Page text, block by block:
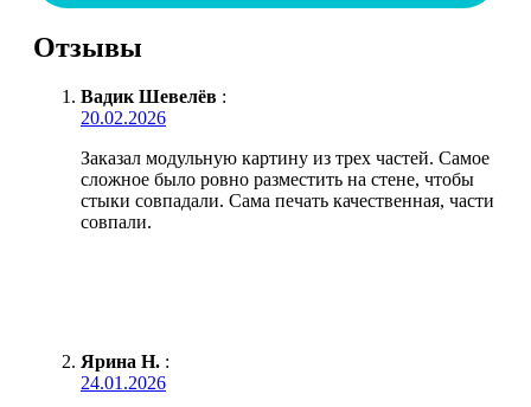
Отзывы
Вадик Шевелёв :
20.02.2026
Заказал модульную картину из трех частей. Самое
сложное было ровно разместить на стене, чтобы
стыки совпадали. Сама печать качественная, части
совпали.
Ярина Н. :
24.01.2026